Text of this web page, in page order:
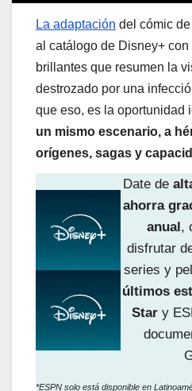
La adaptación del cómic
al catálogo de Disney+
brillantes que resumen la
destrozado por una
que eso, es la oportunidad
un mismo escenario, a
orígenes, sagas y
Date de
ahorra
anual ,
disfrutar
series y
últimos
Stary
*ESPN solo está disponible en